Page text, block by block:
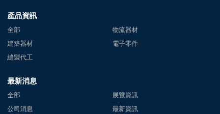
產品資訊
全部
物流器材
建築器材
電子零件
縫製代工
最新消息
全部
展覽資訊
公司消息
最新資訊